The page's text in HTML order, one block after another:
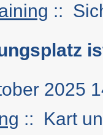
::
2025
:: Kart